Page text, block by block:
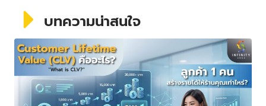
บทความน่าสนใจ
P
a
g
e
P
a
g
e
a
g
e
a
e